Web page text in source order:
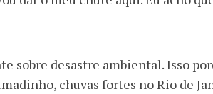
sobre desastre ambiental. Isso
chuvas fortes no Rio de